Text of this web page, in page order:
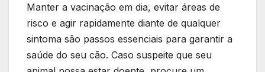
Manter a vacinação em dia, evitar áreas de
risco e agir rapidamente diante de qualquer
sintoma são passos essenciais para garantir a
saúde do seu cão. Caso suspeite que seu